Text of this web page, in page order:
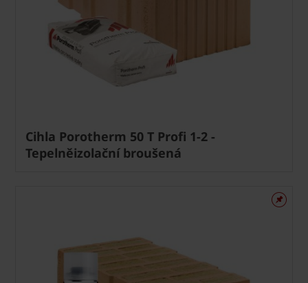
Cihla Porotherm 50 T Profi 1-2 -
Tepelněizolační broušená